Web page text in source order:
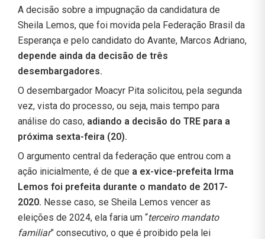
A decisão sobre a impugnação da candidatura de
Sheila Lemos, que foi movida pela Federação Brasil da
Esperança e pelo candidato do Avante, Marcos Adriano,
depende ainda da decisão de três
desembargadores.
O desembargador Moacyr Pita solicitou, pela segunda
vez, vista do processo, ou seja, mais tempo para
análise do caso, adiando a decisão do TRE para a
próxima sexta-feira (20).
O argumento central da federação que entrou com a
ação inicialmente, é de que a ex-vice-prefeita Irma
Lemos foi prefeita durante o mandato de 2017-
2020. Nesse caso, se Sheila Lemos vencer as
eleições de 2024, ela faria um “terceiro mandato
familiar” consecutivo, o que é proibido pela lei